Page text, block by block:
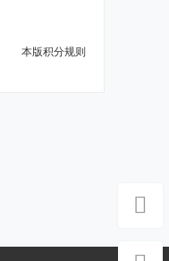
本版积分规则